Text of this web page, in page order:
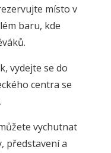
místo v
baru, kde
vydejte se do
centra se
vychutnat
představení a